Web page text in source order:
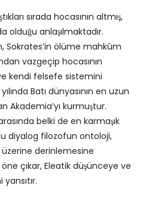
sırada hocasının altmış,
olduğu anlaşılmaktadır.
Sokrates’in ölüme mahkûm
vazgeçip hocasının
kendi felsefe sistemini
Batı dünyasının en uzun
Akademia’yı kurmuştur.
belki de en karmaşık
diyalog filozofun ontoloji,
derinlemesine
çıkar, Eleatik düşünceye ve